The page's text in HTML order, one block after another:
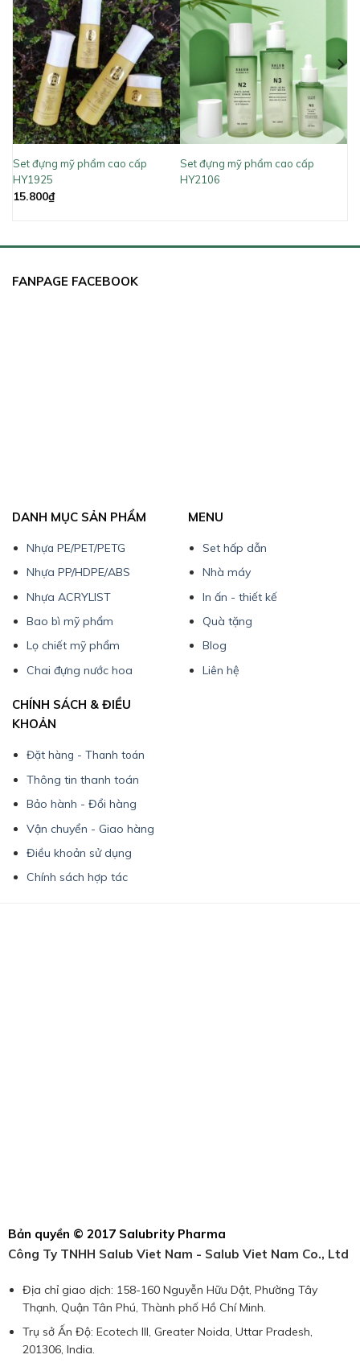
Set đựng mỹ phẩm cao cấp
HY1925
15.800₫
Set đựng mỹ phẩm cao cấp
HY2106
FANPAGE FACEBOOK
DANH MỤC SẢN PHẨM
Nhựa PE/PET/PETG
Nhựa PP/HDPE/ABS
Nhựa ACRYLIST
Bao bì mỹ phẩm
Lọ chiết mỹ phẩm
Chai đựng nước hoa
MENU
Set hấp dẫn
Nhà máy
In ấn - thiết kế
Quà tặng
Blog
Liên hệ
CHÍNH SÁCH & ĐIỀU
KHOẢN
Đặt hàng - Thanh toán
Thông tin thanh toán
Bảo hành - Đổi hàng
Vận chuyển - Giao hàng
Điều khoản sử dụng
Chính sách hợp tác
Bản quyền © 2017 Salubrity Pharma
Công Ty TNHH Salub Viet Nam - Salub Viet Nam Co., Ltd
Địa chỉ giao dịch: 158-160 Nguyễn Hữu Dật, Phường Tây
Thạnh, Quận Tân Phú, Thành phố Hồ Chí Minh.
Trụ sở Ấn Độ: Ecotech III, Greater Noida, Uttar Pradesh,
201306, India.